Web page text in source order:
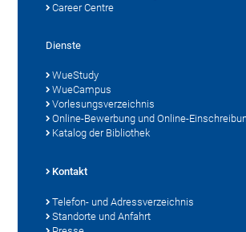
Career Centre
Dienste
WueStudy
WueCampus
Vorlesungsverzeichnis
Online-Bewerbung und Online-
Katalog der Bibliothek
Kontakt
Telefon- und Adressverzeichnis
Standorte und Anfahrt